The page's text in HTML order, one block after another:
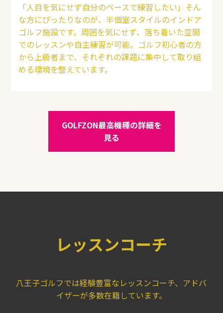
「人目を気にせず自分のペースで練習したい」そん
な方にぴったりなのが、半個室スタイルのインドア
ゴルフ施設です。周囲を気にせず、落ち着いた空間
でのレッスンや自主練習が可能。ゴルフ初心者の方
から上級者まで、それぞれの課題に集中して取り組
める環境を整えています。
GOLFZON最高機種の詳細を
見る
レッスンコーチ
八王子ゴルフでは経験豊富なレッスンコーチ、アドバ
イザーが多数在籍しています。